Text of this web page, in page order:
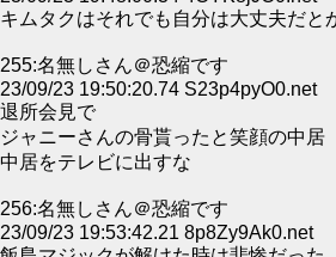
キムタクはそれでも自分は大丈夫だ
255:名無しさん＠恐縮です
23/09/23 19:50:20.74 S23p4pyO0.net
退所会見で
ジャニーさんの骨貰ったと笑顔の中居
中居をテレビに出すな
256:名無しさん＠恐縮です
23/09/23 19:53:42.21 8p8Zy9Ak0.net